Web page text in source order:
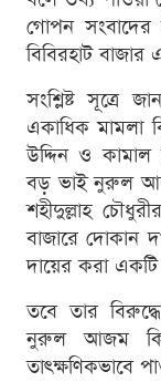
গোপন সংবাদের
বিবিরহাট বাজার
সংশ্লিষ্ট সূত্রে
একাধিক মামলা
উদ্দিন ও কামাল
বড় ভাই নুরুল
শহীদুল্লাহ
বাজারে দোকান
দায়ের করা একটি
তবে তার
নুরুল আজম
তাৎক্ষণিকভাবে